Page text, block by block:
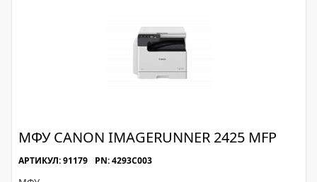
МФУ CANON IMAGERUNNER 2425 MFP
АРТИКУЛ: 91179 PN: 4293C003